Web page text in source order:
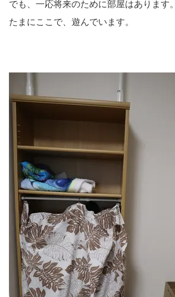
でも、一応将来のために部屋はあります。
たまにここで、遊んでいます。